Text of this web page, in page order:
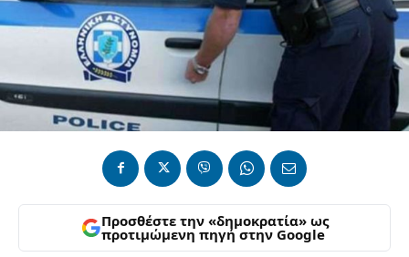
Προσθέστε την «δημοκρατία» ως
προτιμώμενη πηγή στην Google